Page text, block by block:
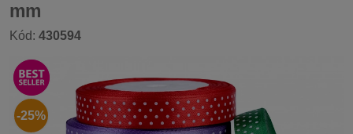
mm
Kód: 430594
-25%